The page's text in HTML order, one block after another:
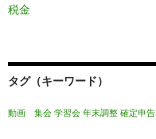
税金
タグ（キーワード）
動画 集会 学習会 年末調整 確定申告